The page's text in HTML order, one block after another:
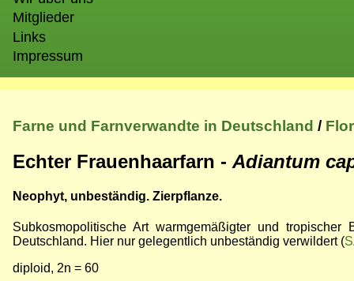
Mitglieder
Links
Impressum
Farne und Farnverwandte in Deutschland /
Echter Frauenhaarfarn - Adiantum
Neophyt, unbeständig. Zierpflanze.
Subkosmopolitische Art warmgemäßigter und
Deutschland. Hier nur gelegentlich unbeständig verwildert (
diploid, 2n = 60